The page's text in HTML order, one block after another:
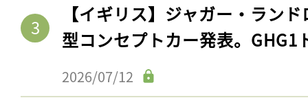
【イギリス】ジャガー・ラン
型コンセプトカー発表。GHG1
2026/07/12